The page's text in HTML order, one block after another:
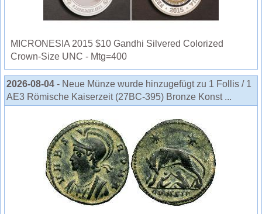
MICRONESIA 2015 $10 Gandhi Silvered Colorized
Crown-Size UNC - Mtg=400
2026-08-04 - Neue Münze wurde hinzugefügt zu 1 Follis / 1
AE3 Römische Kaiserzeit (27BC-395) Bronze Konst ...